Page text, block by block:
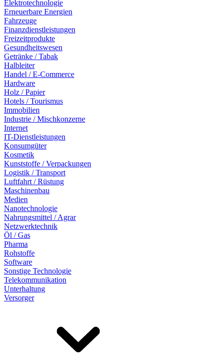
Elektrotechnologie
Erneuerbare Energien
Fahrzeuge
Finanzdienstleistungen
Freizeitprodukte
Gesundheitswesen
Getränke / Tabak
Halbleiter
Handel / E-Commerce
Hardware
Holz / Papier
Hotels / Tourismus
Immobilien
Industrie / Mischkonzerne
Internet
IT-Dienstleistungen
Konsumgüter
Kosmetik
Kunststoffe / Verpackungen
Logistik / Transport
Luftfahrt / Rüstung
Maschinenbau
Medien
Nanotechnologie
Nahrungsmittel / Agrar
Netzwerktechnik
Öl / Gas
Pharma
Rohstoffe
Software
Sonstige Technologie
Telekommunikation
Unterhaltung
Versorger